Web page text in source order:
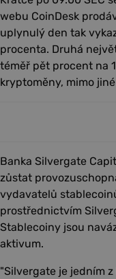
webu CoinDesk
uplynulý den tak
procenta. Druhá
téměř pět procent na
kryptoměny, mimo
Banka Silvergate
zůstat
vydavatelů
prostřednictvím
Stablecoiny jsou
aktivum.
"Silvergate je jedním